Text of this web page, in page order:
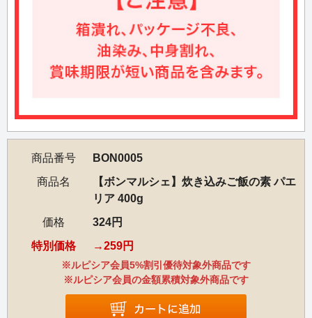
商品番号
BON0005
商品名
【ボンマルシェ】炊き込みご飯の素 パエ
リア 400g
価格
324円
特別価格
259円
※ルピシア会員5%割引優待対象外商品です
※ルピシア会員の金額累積対象外商品です